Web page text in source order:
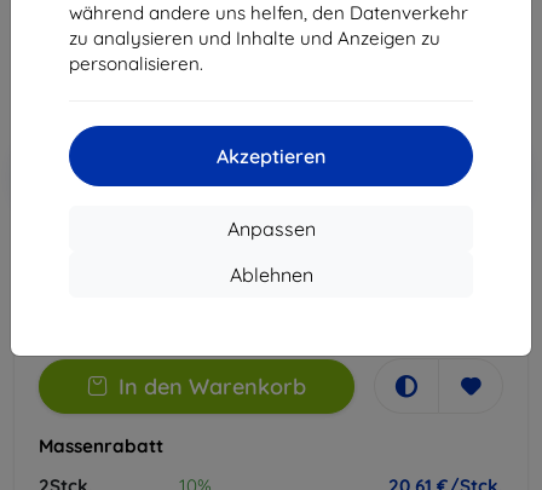
während andere uns helfen, den Datenverkehr
zu analysieren und Inhalte und Anzeigen zu
personalisieren.
Akzeptieren
Anpassen
Ablehnen
22,90 €
20,61 €
-10%
Rabatt mit Gutschein
EXTRA10
Warenkorb
In den Warenkorb
Massenrabatt